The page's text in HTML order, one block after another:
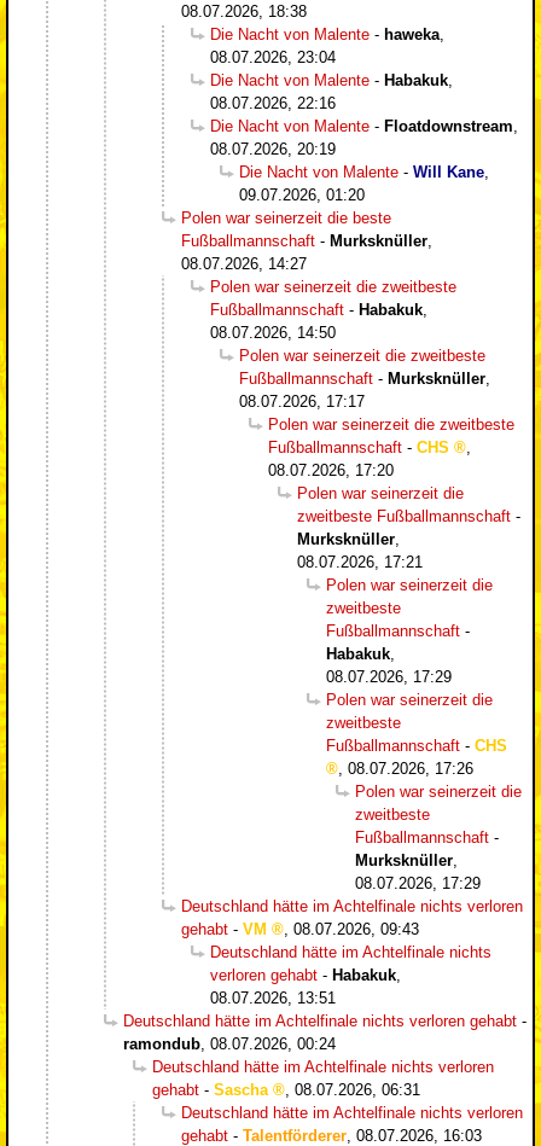
08.07.2026, 18:38
Die Nacht von Malente - haweka
08.07.2026, 23:04
Die Nacht von Malente - Habakuk
08.07.2026, 22:16
Die Nacht von Malente - Floatdownstream
08.07.2026, 20:19
Die Nacht von Malente - Will Kane
09.07.2026, 01:20
Polen war seinerzeit die beste
Fußballmannschaft - Murksknüller
08.07.2026, 14:27
Polen war seinerzeit die zweitbeste
Fußballmannschaft - Habakuk
08.07.2026, 14:50
Polen war seinerzeit die zweitbeste
Fußballmannschaft - Murksknüller
08.07.2026, 17:17
Polen war seinerzeit die zweitbeste
Fußballmannschaft - CHS
08.07.2026, 17:20
Polen war seinerzeit die
zweitbeste Fußballmannschaft -
Murksknüller
08.07.2026, 17:21
Polen war seinerzeit die
zweitbeste
Fußballmannschaft -
Habakuk
08.07.2026, 17:29
Polen war seinerzeit die
zweitbeste
Fußballmannschaft - CHS
08.07.2026, 17:26
Polen war seinerzeit die
zweitbeste
Fußballmannschaft -
Murksknüller
08.07.2026, 17:29
Deutschland hätte im Achtelfinale nichts verloren
gehabt - VM
08.07.2026, 09:43
Deutschland hätte im Achtelfinale nichts
verloren gehabt - Habakuk
08.07.2026, 13:51
Deutschland hätte im Achtelfinale nichts verloren gehabt -
ramondub 08.07.2026, 00:24
Deutschland hätte im Achtelfinale nichts verloren
gehabt - Sascha
08.07.2026, 06:31
Deutschland hätte im Achtelfinale nichts verloren
gehabt - Talentförderer 08.07.2026, 16:03